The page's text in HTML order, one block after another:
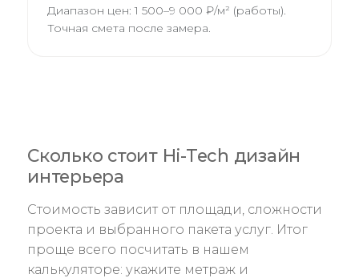
Диапазон цен:1 500–9 000 ₽/м² (работы).
Точная смета после замера.
Сколько стоит Hi-Tech дизайн
интерьера
Стоимость зависит от площади, сложности
проекта и выбранного пакета услуг. Итог
проще всего посчитать в нашем
калькуляторе: укажите метраж и